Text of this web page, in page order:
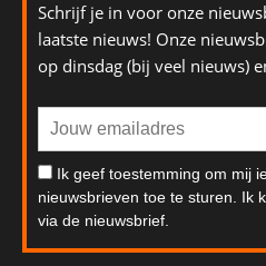
Schrijf je in voor onze
laatste nieuws! Onze
op dinsdag (bij veel nieuws)
Ik geef toestemming om mij
nieuwsbrieven toe te sturen. Ik
via de nieuwsbrief.